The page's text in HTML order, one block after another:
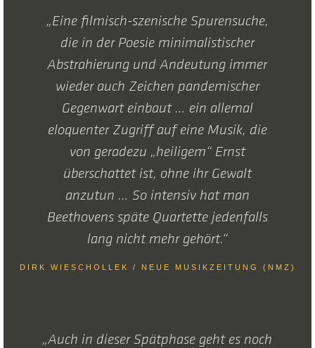
„Eine filmisch-szenische Spurensuche,
die in der Poesie minimalistischer
Abstrahierung und Andeutung immer
wieder auch Zeichen pandemischer
Gegenwart einbaut … ein allemal
eloquenter Zugriff auf eine Musik, die
von geradezu „heiligem“ Ernst
überschattet ist, ohne ihr Gewalt
anzutun … So intensiv hat man
Beethovens späte Quartette jedenfalls
lang nicht mehr gehört.“
DIRK WIESCHOLLEK / NEUE MUSIKZEITUNG (NMZ)
„Auch in dieser Spätphase geht es noch